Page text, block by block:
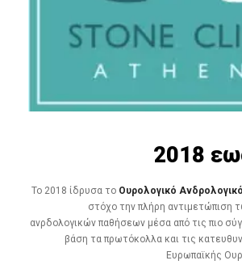
2018
Το 2018 ίδρυσα το Ουρολογικό
στόχο την πλήρη αντιμετώπιση
ανρδολογικών παθήσεων μέσα από τις πιο
βάση τα πρωτόκολλα και τις
Ευρωπαϊκής